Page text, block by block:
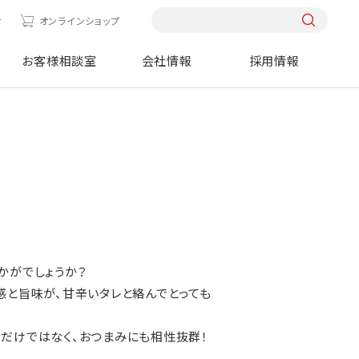
オンラインショップ
お客様相談室 会社情報 採用情報
がでしょうか？
旨味が、甘辛いタレと絡んでとっても
けではなく、おつまみにも相性抜群！